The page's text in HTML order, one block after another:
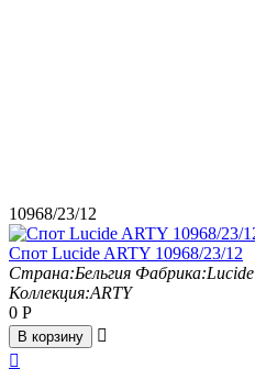
10968/23/12
Спот Lucide ARTY 10968/23/12
Страна:Бельгия Фабрика:Lucide
Коллекция:ARTY
0 Р
В корзину

